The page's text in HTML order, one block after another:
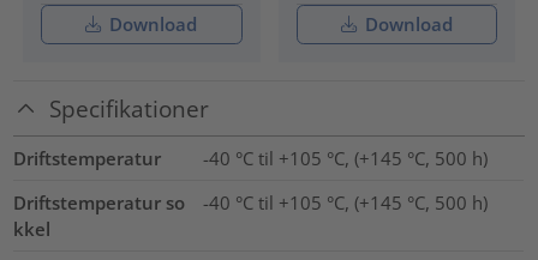
Download Download
Specifikationer
Driftstemperatur
-40 °C til +105 °C, (+145 °C, 500 h)
Driftstemperatur so
kkel
-40 °C til +105 °C, (+145 °C, 500 h)